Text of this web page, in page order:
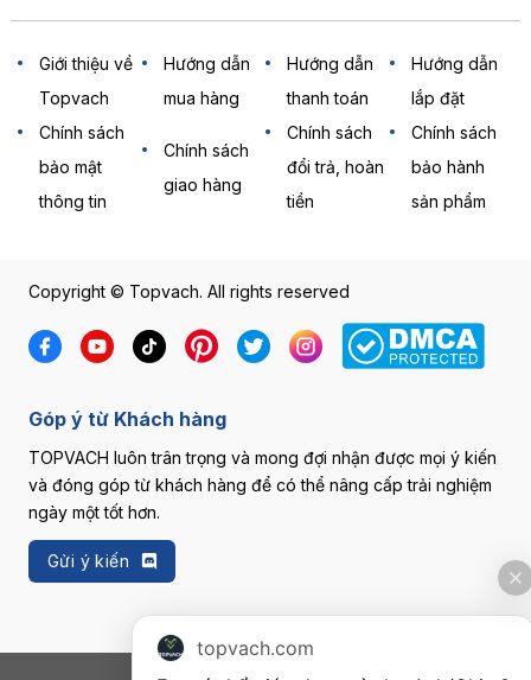
Giới thiệu về
Topvach
Hướng dẫn
mua hàng
Hướng dẫn
thanh toán
Hướng dẫn
lắp đặt
Chính sách
bảo mật
thông tin
Chính sách
giao hàng
Chính sách
đổi trả, hoàn
tiền
Chính sách
bảo hành
sản phẩm
Copyright © Topvach. All rights reserved
Góp ý từ Khách hàng
TOPVACH luôn trân trọng và mong đợi nhận được mọi ý kiến
và đóng góp từ khách hàng để có thể nâng cấp trải nghiệm
ngày một tốt hơn.
Gửi ý kiến
topvach.com